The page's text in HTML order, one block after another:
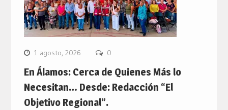
1 agosto, 2026 0
En Álamos: Cerca de Quienes Más lo
Necesitan… Desde: Redacción “El
Objetivo Regional”.